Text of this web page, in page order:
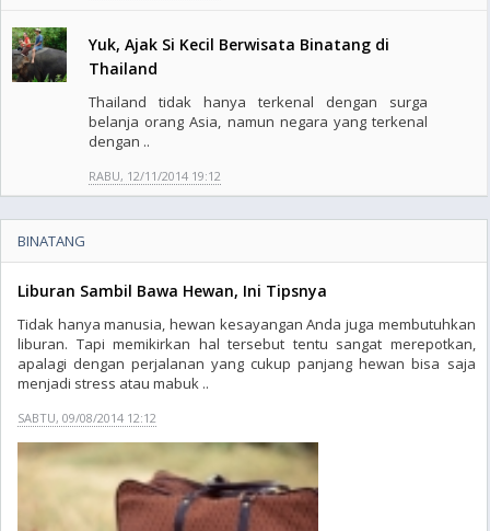
Yuk, Ajak Si Kecil Berwisata Binatang di
Thailand
Thailand tidak hanya terkenal dengan surga
belanja orang Asia, namun negara yang terkenal
dengan ..
RABU, 12/11/2014 19:12
BINATANG
Liburan Sambil Bawa Hewan, Ini Tipsnya
Tidak hanya manusia, hewan kesayangan Anda juga membutuhkan
liburan. Tapi memikirkan hal tersebut tentu sangat merepotkan,
apalagi dengan perjalanan yang cukup panjang hewan bisa saja
menjadi stress atau mabuk ..
SABTU, 09/08/2014 12:12